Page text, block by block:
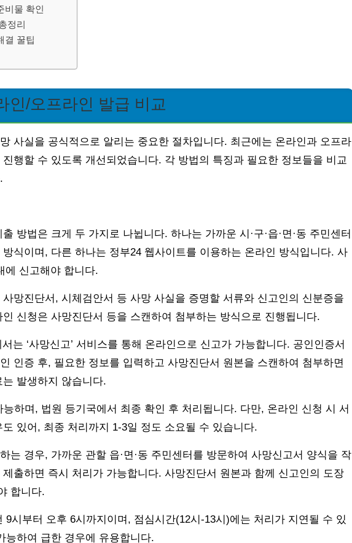
비물 확인
정리
결 꿀팁
인/오프라인 발급 비교
사실을 공식적으로 알리는 중요한 절차입니다. 최근에는 온라인과 오프라
행할 수 있도록 개선되었습니다. 각 방법의 특징과 필요한 정보들을 비교
방법은 크게 두 가지로 나뉩니다. 하나는 가까운 시·구·읍·면·동 주민센터
식이며, 다른 하나는 정부24 웹사이트를 이용하는 온라인 방식입니다. 사
에 신고해야 합니다.
망진단서, 시체검안서 등 사망 사실을 증명할 서류와 신고인의 신분증을
신청은 사망진단서 등을 스캔하여 첨부하는 방식으로 진행됩니다.
는 ‘사망신고’ 서비스를 통해 온라인으로 신고가 가능합니다. 공인인증서
인증 후, 필요한 정보를 입력하고 사망진단서 원본을 스캔하여 첨부하면
발생하지 않습니다.
하며, 법원 등기국에서 최종 확인 후 처리됩니다. 다만, 온라인 신청 시 서
있어, 최종 처리까지 1-3일 정도 소요될 수 있습니다.
는 경우, 가까운 관할 읍·면·동 주민센터를 방문하여 사망신고서 양식을 작
출하면 즉시 처리가 가능합니다. 사망진단서 원본과 함께 신고인의 도장
합니다.
9시부터 오후 6시까지이며, 점심시간(12시-13시)에는 처리가 지연될 수 있
능하여 급한 경우에 유용합니다.